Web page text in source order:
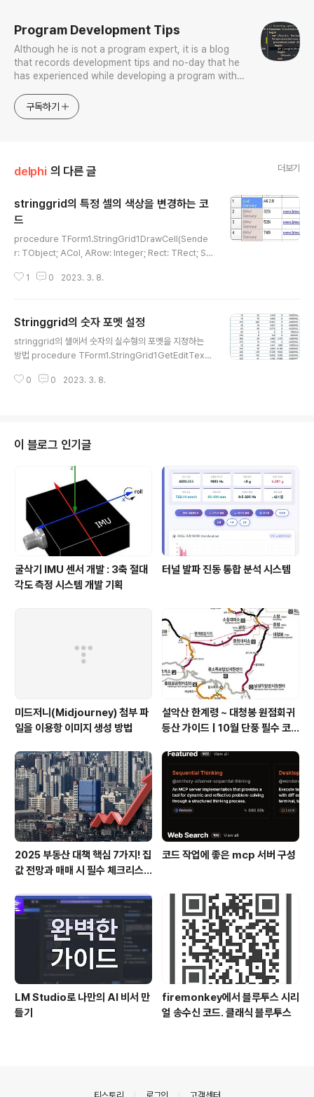
Program Development Tips
Although he is not a program expert, it is a blog
that records development tips and no-day that he
has experienced while developing a program with
구독하기
delphi 의 다른 글 더보기
stringgrid의 특정 셀의 색상을 변경하는 코
드
procedure TForm1.StringGrid1DrawCell(Sende
r: TObject; ACol, ARow: Integer; Rect: TRect; St
gin Grid := Sender as TStringGrid; // Set color fo
lRed; Grid.Canvas.FillRect(Rect); end; // Draw ce
ll contents Grid.Canvas.Font := Grid.Font; Grid.C
anvas.TextRect(R..
1 0 2023. 3. 8.
Stringgrid의 숫자 포멧 설정
stringgrid의 셀에서 숫자의 실수형의 포멧을 지정하는
방법 procedure TForm1.StringGrid1GetEditText
e: string); begin // Set format for real numbers in
0 0 2023. 3. 8.
이 블로그 인기글
굴삭기 IMU 센서 개발 : 3축 절대
각도 측정 시스템 개발 기획
터널 발파 진동 통합 분석 시스템
미드저니(Midjourney) 첨부 파
일을 이용항 이미지 생성 방법
설악산 한계령 ~ 대청봉 원점회귀
등산 가이드 | 10월 단풍 필수 코
2025 부동산 대책 핵심 7가지! 집
값 전망과 매매 시 필수 체크리스
코드 작업에 좋은 mcp 서버 구성
LM Studio로 나만의 AI 비서 만
들기
firemonkey에서 블루투스 시리
얼 송수신 코드. 클래식 블루투스